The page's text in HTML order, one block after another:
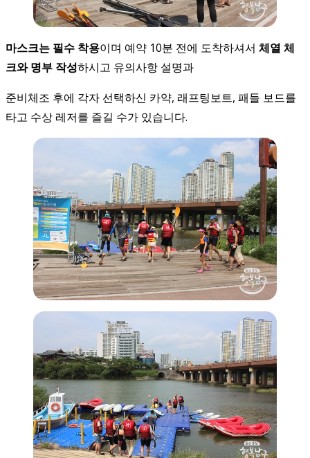
마스크는 필수 착용이며 예약 10분 전에 도착하셔서 체열 체
크와 명부 작성하시고 유의사항 설명과
준비체조 후에 각자 선택하신 카약, 래프팅보트, 패들 보드를
타고 수상 레저를 즐길 수가 있습니다.